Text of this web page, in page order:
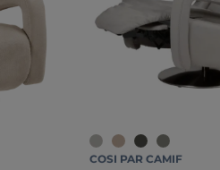
COSI PAR CAMIF